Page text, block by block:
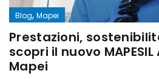
Blog, Mapei
Prestazioni,
scopri il nuovo MAPESIL
Mapei